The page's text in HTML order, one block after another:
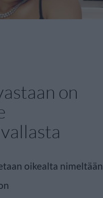
on
oikealta nimeltään